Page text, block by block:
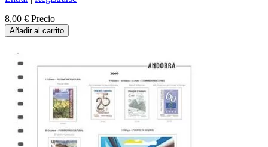
8,00 € Precio
Añadir al carrito